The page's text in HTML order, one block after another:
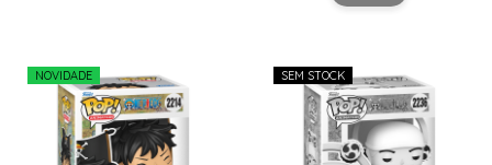
NOVIDADE SEM STOCK